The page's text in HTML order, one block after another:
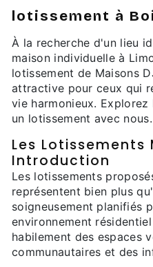
lotissement à
À la recherche d'un lieu
maison individuelle à
lotissement de Maisons
attractive pour ceux qui
vie harmonieux.
un lotissement avec nous.
Les Lotissements
Introduction
Les lotissements
représentent bien plus
soigneusement planifiés
environnement
habilement des espaces
communautaires et des